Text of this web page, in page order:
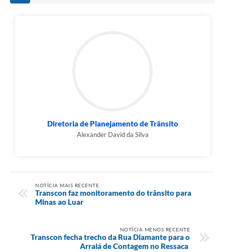
Diretoria de Planejamento de Trânsito
Alexander David da Silva
NOTÍCIA MAIS RECENTE
Transcon faz monitoramento do trânsito para
Minas ao Luar
NOTÍCIA MENOS RECENTE
Transcon fecha trecho da Rua Diamante para o
Arraiá de Contagem no Ressaca